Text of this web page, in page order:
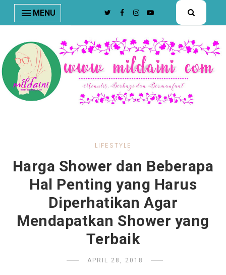
nav#menunav { border-bottom: 1px solid #e8e8e8; }
MENU
LIFESTYLE
Harga Shower dan Beberapa
Hal Penting yang Harus
Diperhatikan Agar
Mendapatkan Shower yang
Terbaik
APRIL 28, 2018